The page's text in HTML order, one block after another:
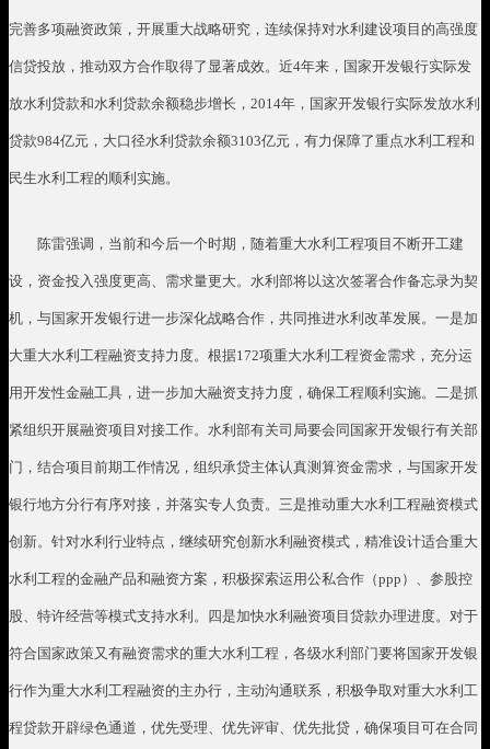
完善多项融资政策，开展重大战略研究，连续保持对水利建设项目的高强度
信贷投放，推动双方合作取得了显著成效。近4年来，国家开发银行实际发
放水利贷款和水利贷款余额稳步增长， 2014年，国家开发银行实际发放水利
贷款984亿元，大口径水利贷款余额3103亿元，有力保障了重点水利工程和
民生水利工程的顺利实施。
陈雷强调，当前和今后一个时期，随着重大水利工程项目不断开工建
设，资金投入强度更高、需求量更大。水利部将以这次签署合作备忘录为契
机，与国家开发银行进一步深化战略合作，共同推进水利改革发展。一是加
大重大水利工程融资支持力度。根据172项重大水利工程资金需求，充分运
用开发性金融工具，进一步加大融资支持力度，确保工程顺利实施。二是抓
紧组织开展融资项目对接工作。水利部有关司局要会同国家开发银行有关部
门，结合项目前期工作情况，组织承贷主体认真测算资金需求，与国家开发
银行地方分行有序对接，并落实专人负责。三是推动重大水利工程融资模式
创新。针对水利行业特点，继续研究创新水利融资模式，精准设计适合重大
水利工程的金融产品和融资方案，积极探索运用公私合作（ppp ）、参股控
股、特许经营等模式支持水利。四是加快水利融资项目贷款办理进度。对于
符合国家政策又有融资需求的重大水利工程，各级水利部门要将国家开发银
行作为重大水利工程融资的主办行，主动沟通联系，积极争取对重大水利工
程贷款开辟绿色通道，优先受理、优先评审、优先批贷，确保项目可在合同